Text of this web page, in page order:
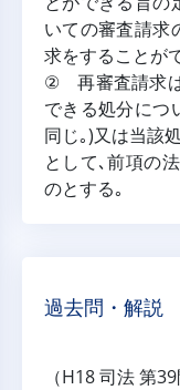
いての審査請求
求をすることが
② 再審査請求は
できる処分につ
同じ｡)又は当該
として､前項の
のとする｡
過去問・解説
（H18 司法 第39